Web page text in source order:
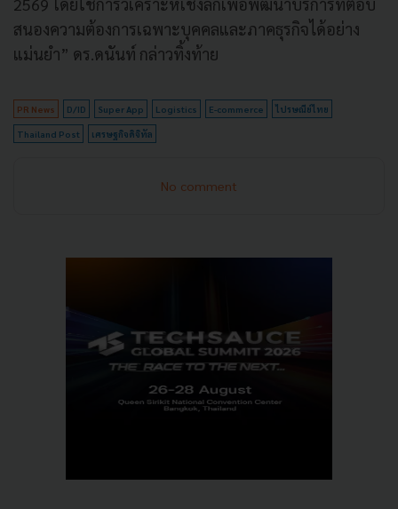
สนองความต้องการเฉพาะบุคคลและภาคธุรกิจได้อย่าง
แม่นยำ” ดร.ดนันท์ กล่าวทิ้งท้าย
PR News D/ID Super App Logistics E-commerce ไปรษณีย์ไทย
Thailand Post เศรษฐกิจดิจิทัล
No comment